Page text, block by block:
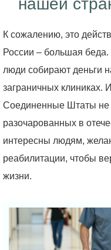
нашей
К сожалению, это
России – большая
люди собирают деньги
заграничных клиниках.
Соединенные Штаты не
разочарованных в
интересны людям,
реабилитации, чтобы
жизни.